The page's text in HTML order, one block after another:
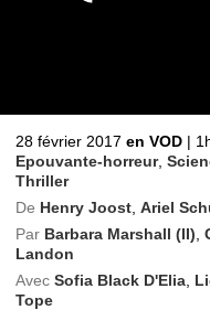
28 février 2017 en VOD |
Epouvante-horreur,
Thriller
De Henry Joost ,Ariel
Par Barbara Marshall (II) ,
Landon
Avec Sofia Black D'Elia
Tope